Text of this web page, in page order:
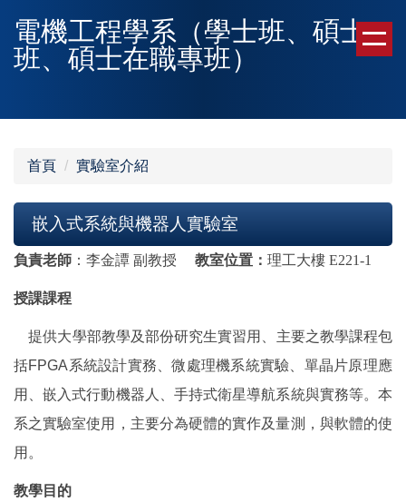
到
主
容
電機工程學系（學士班、碩士
班、碩士在職專班）
首頁 實驗室介紹
嵌入式系統與機器人實驗室
負責老師 ：李金譚 副教授 教室位置： 理工大樓 E221-1
授課課程
提供大學部教學及部份研究生實習用、主要之教學課程包
括FPGA系統設計實務、微處理機系統實驗、單晶片原理應
用、嵌入式行動機器人、手持式衛星導航系統與實務等。本
系之實驗室使用，主要分為硬體的實作及量測，與軟體的使
用。
教學目的